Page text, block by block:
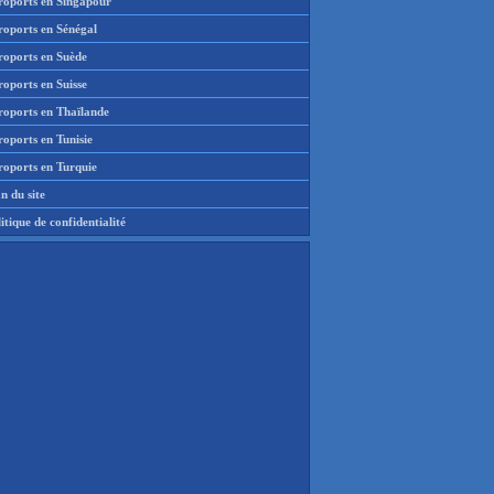
en Sénégal
en Suède
en Suisse
en Thaïlande
en Tunisie
en Turquie
du site
de confidentialité